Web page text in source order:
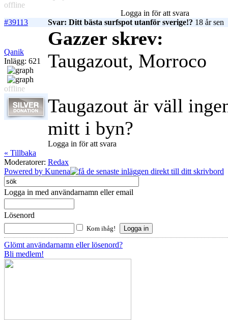
offline
Logga in för att svara
#39113
Svar: Ditt bästa surfspot utanför sverige!? 18 år sen
Qanik
Inlägg: 621
offline
Gazzer skrev:
Taugazout, Morroco
Taugazout är väll
mitt i byn?
Logga in för att svara
« Tillbaka
Moderatorer: Redax
Powered by Kunena
Logga in med användarnamn eller email
Lösenord
Kom ihåg!
Glömt användarnamn eller lösenord?
Bli medlem!